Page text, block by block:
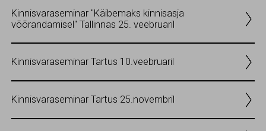
Kinnisvaraseminar "Käibemaks kinnisasja
võõrandamisel" Tallinnas 25. veebruaril
Kinnisvaraseminar Tartus 10.veebruaril
Kinnisvaraseminar Tartus 25.novembril